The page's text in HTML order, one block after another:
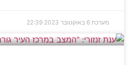
מערכת 6 באוקטובר 2023 22:39